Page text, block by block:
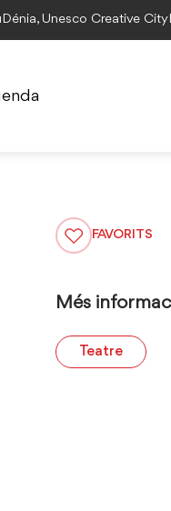
Dénia, Unesco Creative City
FAVORITS
Més
Teatre